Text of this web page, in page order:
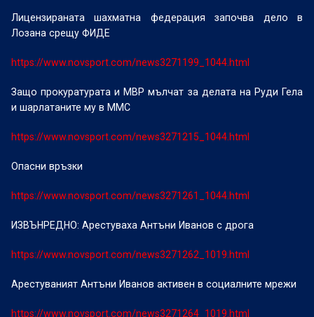
Лицензираната шахматна федерация започва дело в
Лозана срещу ФИДЕ
https://www.novsport.com/news3271199_1044.html
Защо прокуратурата и МВР мълчат за делата на Руди Гела
и шарлатаните му в ММС
https://www.novsport.com/news3271215_1044.html
Опасни връзки
https://www.novsport.com/news3271261_1044.html
ИЗВЪНРЕДНО: Арестуваха Антъни Иванов с дрога
https://www.novsport.com/news3271262_1019.html
Арестуваният Антъни Иванов активен в социалните мрежи
https://www.novsport.com/news3271264_1019.html